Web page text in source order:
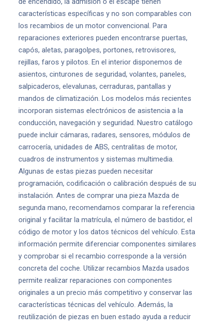
características específicas y no son comparables con
los recambios de un motor convencional. Para
reparaciones exteriores pueden encontrarse puertas,
capós, aletas, paragolpes, portones, retrovisores,
rejillas, faros y pilotos. En el interior disponemos de
asientos, cinturones de seguridad, volantes, paneles,
salpicaderos, elevalunas, cerraduras, pantallas y
mandos de climatización. Los modelos más recientes
incorporan sistemas electrónicos de asistencia a la
conducción, navegación y seguridad. Nuestro catálogo
puede incluir cámaras, radares, sensores, módulos de
carrocería, unidades de ABS, centralitas de motor,
cuadros de instrumentos y sistemas multimedia.
Algunas de estas piezas pueden necesitar
programación, codificación o calibración después de su
instalación. Antes de comprar una pieza Mazda de
segunda mano, recomendamos comparar la referencia
original y facilitar la matrícula, el número de bastidor, el
código de motor y los datos técnicos del vehículo. Esta
información permite diferenciar componentes similares
y comprobar si el recambio corresponde a la versión
concreta del coche. Utilizar recambios Mazda usados
permite realizar reparaciones con componentes
originales a un precio más competitivo y conservar las
características técnicas del vehículo. Además, la
reutilización de piezas en buen estado ayuda a reducir